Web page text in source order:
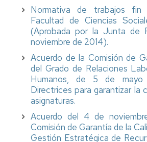
Normativa de trabajos
Facultad de Ciencias
(Aprobada por la Junta de
noviembre de 2014).
Acuerdo de la Comisión de
del Grado de Relaciones
Humanos, de 5 de
Directrices para garantizar la
asignaturas.
Acuerdo del 4 de
Comisión de Garantía de la
Gestión Estratégica de